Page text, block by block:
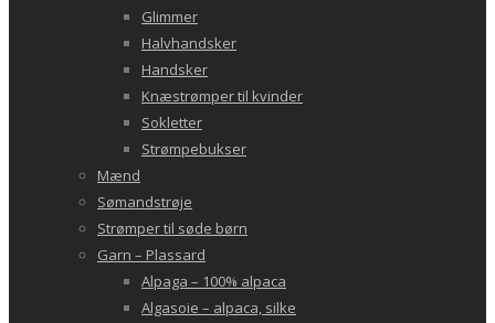
Glimmer
Halvhandsker
Handsker
Knæstrømper til kvinder
Sokletter
Strømpebukser
Mænd
Sømandstrøje
Strømper til søde børn
Garn – Plassard
Alpaga – 100% alpaca
Algasoie – alpaca, silke